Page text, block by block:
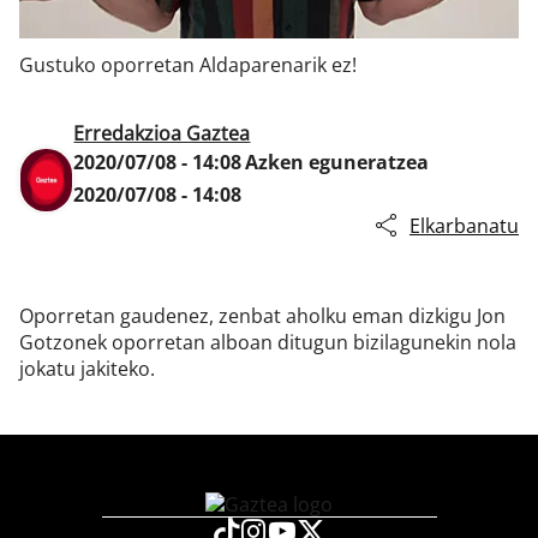
Gustuko oporretan Aldaparenarik ez!
Erredakzioa Gaztea
2020/07/08 - 14:08Azken eguneratzea
2020/07/08 - 14:08
Elkarbanatu
Oporretan gaudenez, zenbat aholku eman dizkigu Jon
Gotzonek oporretan alboan ditugun bizilagunekin nola
jokatu jakiteko.